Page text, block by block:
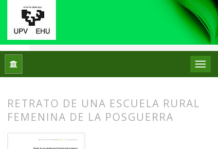
Inicio Fotos con historia
RETRATO DE UNA ESCUELA RURAL
FEMENINA DE LA POSGUERRA